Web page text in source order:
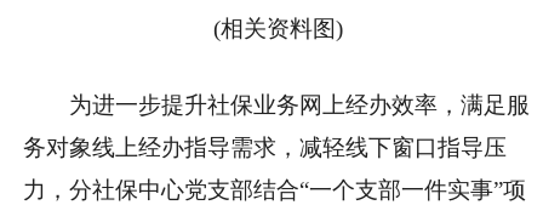
(相关资料图)
为进一步提升社保业务网上经办效率，满足服
务对象线上经办指导需求，减轻线下窗口指导压
力，分社保中心党支部结合“一个支部一件实事”项